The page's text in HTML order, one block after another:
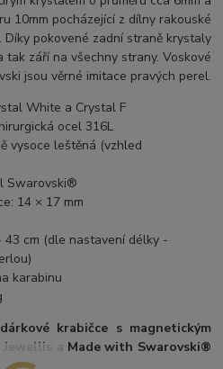
10mm pocházející z dílny rakouské
pokovené zadní straně krystaly
tak září na všechny strany. Voskové
jsou věrné imitace pravých perel.
White a Crystal F
ocel 316L
vysoce leštěná (vzhled
Swarovski®
14 × 17 mm
cm (dle nastavení délky -
karabinu
krabičce s magnetickým
a Made with Swarovski®